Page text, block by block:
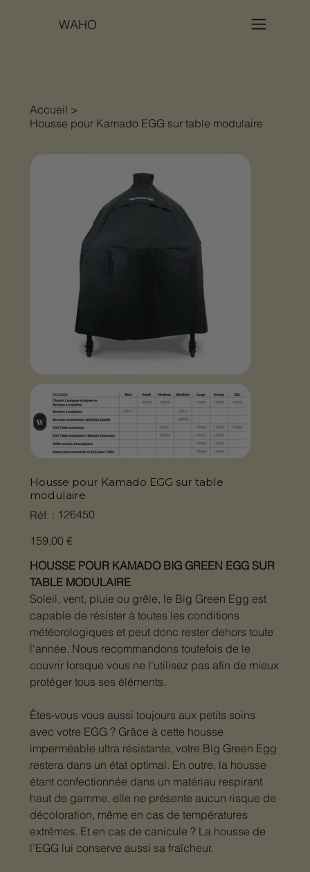
WAHO
Accueil >
Housse pour Kamado EGG sur table modulaire
Housse pour Kamado EGG sur table
modulaire
Réf. :
SKU
126450
126450
Prix
159,00 €
HOUSSE POUR KAMADO BIG GREEN EGG SUR
TABLE MODULAIRE
Soleil, vent, pluie ou grêle, le Big Green Egg est
capable de résister à toutes les conditions
météorologiques et peut donc rester dehors toute
l‘année. Nous recommandons toutefois de le
couvrir lorsque vous ne l’utilisez pas afin de mieux
protéger tous ses éléments.
Êtes-vous vous aussi toujours aux petits soins
avec votre EGG ? Grâce à cette housse
imperméable ultra résistante, votre Big Green Egg
restera dans un état optimal. En outre, la housse
étant confectionnée dans un matériau respirant
haut de gamme, elle ne présente aucun risque de
décoloration, même en cas de températures
extrêmes. Et en cas de canicule ? La housse de
l’EGG lui conserve aussi sa fraîcheur.